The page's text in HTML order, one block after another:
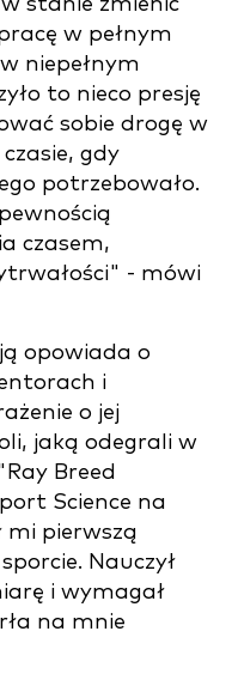
w pełnym
niepełnym
to nieco presję
sobie drogę w
gdy
potrzebowało.
czasem,
- mówi
opowiada o
i
o jej
jaką odegrali w
Breed
Science na
mi pierwszą
Nauczył
i wymagał
na mnie